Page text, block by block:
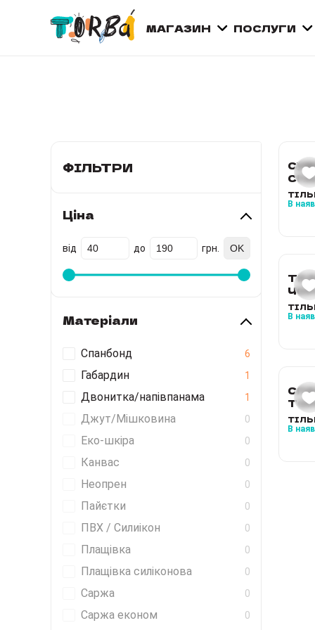
МАГАЗИН ПОСЛУГИ
ФІЛЬТРИ
Ціна
від до грн.
Матеріали
Спанбонд 6
Габардин 1
Двонитка/напівпанама 1
Джут/Мішковина 0
Еко-шкіра 0
Канвас 0
Неопрен 0
Пайєтки 0
ПВХ / Силиікон 0
Плащівка 0
Плащівка силіконова 0
Саржа 0
Саржа економ 0
В
В
В